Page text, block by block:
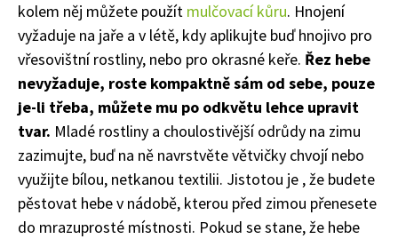
Naše krásná zahrada
kolem něj můžete použít mulčovací kůru. Hnojení
vyžaduje na jaře a v létě, kdy aplikujte buď hnojivo pro
vřesovištní rostliny, nebo pro okrasné keře. Řez hebe
nevyžaduje, roste kompaktně sám od sebe, pouze
je-li třeba, můžete mu po odkvětu lehce upravit
tvar. Mladé rostliny a choulostivější odrůdy na zimu
zazimujte, buď na ně navrstvěte větvičky chvojí nebo
využijte bílou, netkanou textilii. Jistotou je , že budete
pěstovat hebe v nádobě, kterou před zimou přenesete
do mrazuprosté místnosti. Pokud se stane, že hebe